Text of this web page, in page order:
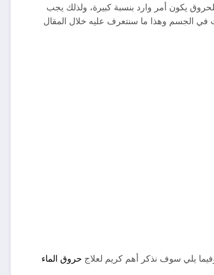
يكون أمر وارد بنسبة كبيرة، ولذلك يجب
في الجسم وهذا ما سنتعرف عليه خلال المقال
يلي سوف نذكر أهم كريم لعلاج حروق الماء